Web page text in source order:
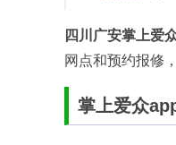
四川广安掌上爱
网点和预约报修
掌上爱众